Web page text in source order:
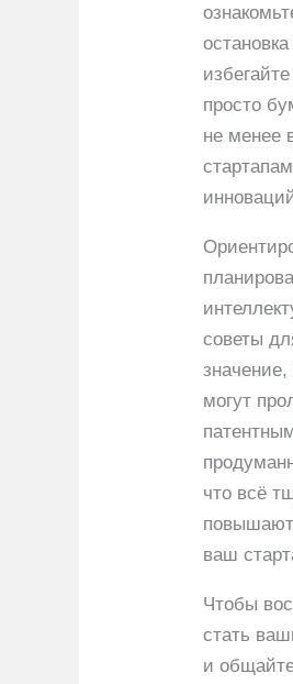
просто
не менее
советы
могут
что всё
повышают
ваш
Чтобы
стать
и